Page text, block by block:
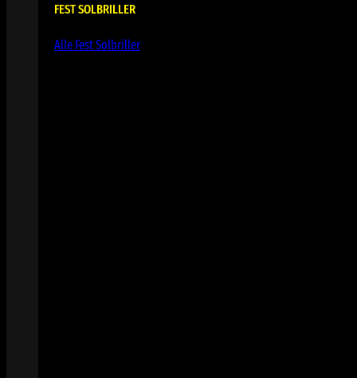
FEST SOLBRILLER
Alle Fest Solbriller